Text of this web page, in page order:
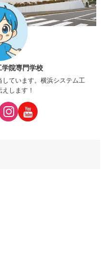
院専門学校
ています。横浜システム工
します！